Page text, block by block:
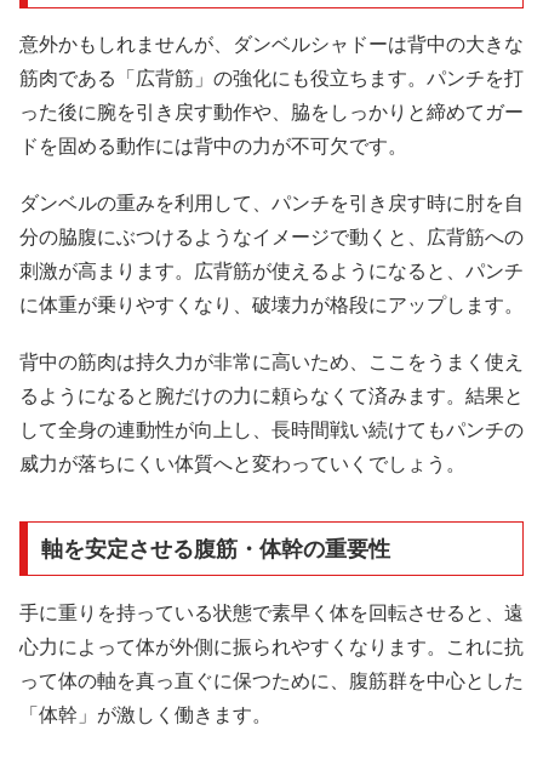
意外かもしれませんが、ダンベルシャドーは背中の大きな
筋肉である「広背筋」の強化にも役立ちます。パンチを打
った後に腕を引き戻す動作や、脇をしっかりと締めてガー
ドを固める動作には背中の力が不可欠です。
ダンベルの重みを利用して、パンチを引き戻す時に肘を自
分の脇腹にぶつけるようなイメージで動くと、広背筋への
刺激が高まります。広背筋が使えるようになると、パンチ
に体重が乗りやすくなり、破壊力が格段にアップします。
背中の筋肉は持久力が非常に高いため、ここをうまく使え
るようになると腕だけの力に頼らなくて済みます。結果と
して全身の連動性が向上し、長時間戦い続けてもパンチの
威力が落ちにくい体質へと変わっていくでしょう。
軸を安定させる腹筋・体幹の重要性
手に重りを持っている状態で素早く体を回転させると、遠
心力によって体が外側に振られやすくなります。これに抗
って体の軸を真っ直ぐに保つために、腹筋群を中心とした
「体幹」が激しく働きます。